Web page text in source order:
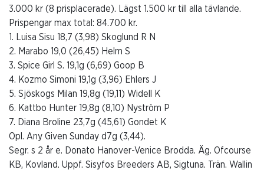
3.000 kr (8 prisplacerade). Lägst 1.500 kr till alla tävlande.
Prispengar max total: 84.700 kr.
1. Luisa Sisu 18,7 (3,98) Skoglund R N
2. Marabo 19,0 (26,45) Helm S
3. Spice Girl S. 19,1g (6,69) Goop B
4. Kozmo Simoni 19,1g (3,96) Ehlers J
5. Sjöskogs Milan 19,8g (19,11) Widell K
6. Kattbo Hunter 19,8g (8,10) Nyström P
7. Diana Broline 23,7g (45,61) Gondet K
Opl. Any Given Sunday d7g (3,44).
Segr. s 2 år e. Donato Hanover-Venice Brodda. Äg. Ofcourse
KB, Kovland. Uppf. Sisyfos Breeders AB, Sigtuna. Trän. Wallin